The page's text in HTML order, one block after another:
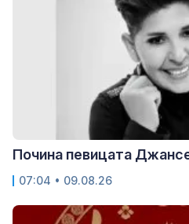
Почина певицата
07:04 • 09.08.26